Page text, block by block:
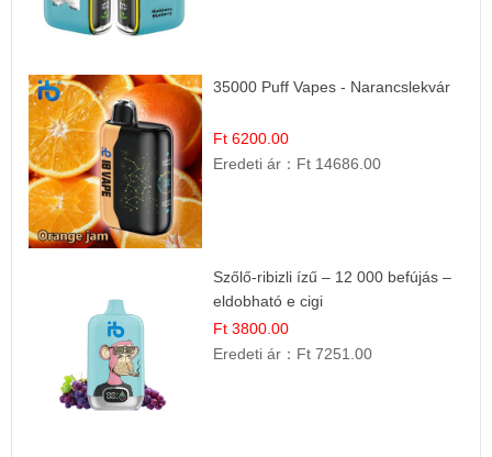
35000 Puff Vapes - Narancslekvár
Ft 6200.00
Eredeti ár： Ft 14686.00
Szőlő-ribizli ízű – 12 000 befújás –
eldobható e cigi
Ft 3800.00
Eredeti ár： Ft 7251.00